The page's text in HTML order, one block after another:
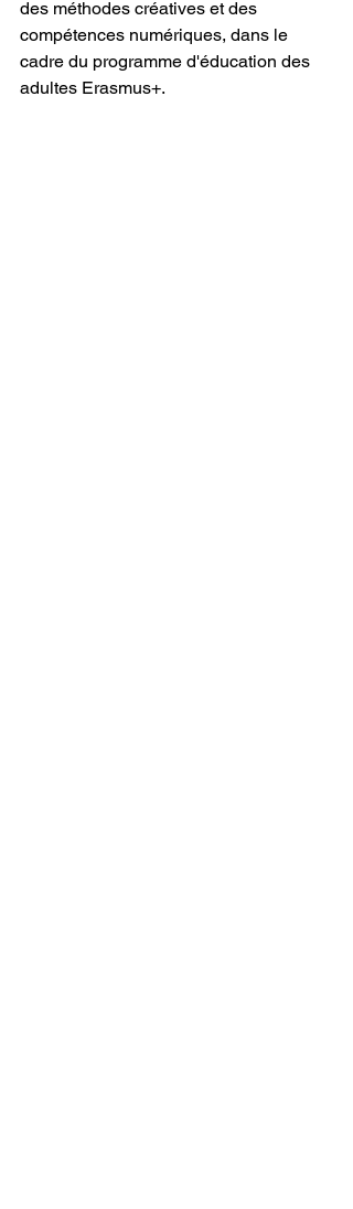
des méthodes créatives et des
compétences numériques, dans le
cadre du programme d'éducation des
adultes Erasmus+.